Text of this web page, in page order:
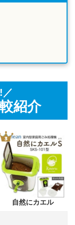
／
紹介
自然にカエル